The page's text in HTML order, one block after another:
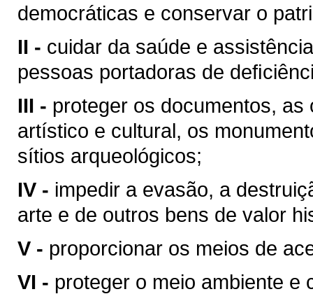
democráticas e conservar o
II - cuidar da saúde e
pessoas portadoras de
III - proteger os documentos,
artístico e cultural, os
sítios arqueológicos;
IV - impedir a evasão, a
arte e de outros bens de valor
V - proporcionar os meios de
VI - proteger o meio ambiente e